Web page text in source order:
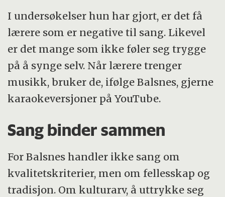
I undersøkelser hun har gjort, er det få
lærere som er negative til sang. Likevel
er det mange som ikke føler seg trygge
på å synge selv. Når lærere trenger
musikk, bruker de, ifølge Balsnes, gjerne
karaokeversjoner på YouTube.
Sang binder sammen
For Balsnes handler ikke sang om
kvalitetskriterier, men om fellesskap og
tradisjon. Om kulturarv, å uttrykke seg